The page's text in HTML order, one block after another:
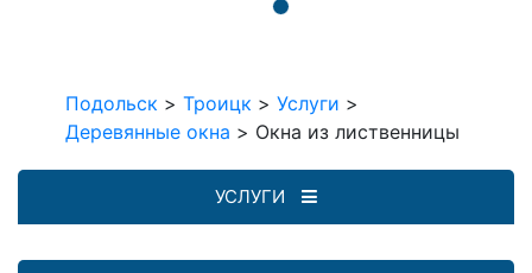
Подольск > Троицк > Услуги >
Деревянные окна > Окна из лиственницы
УСЛУГИ